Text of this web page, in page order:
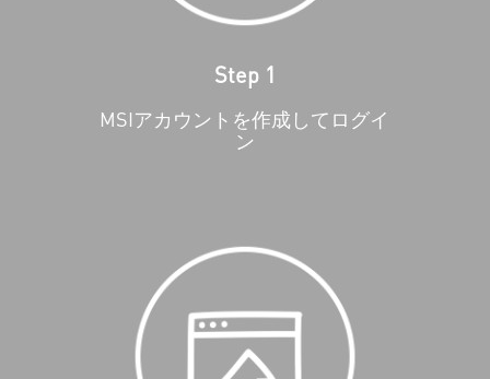
Step 1
MSIアカウントを作成してログイ
ン